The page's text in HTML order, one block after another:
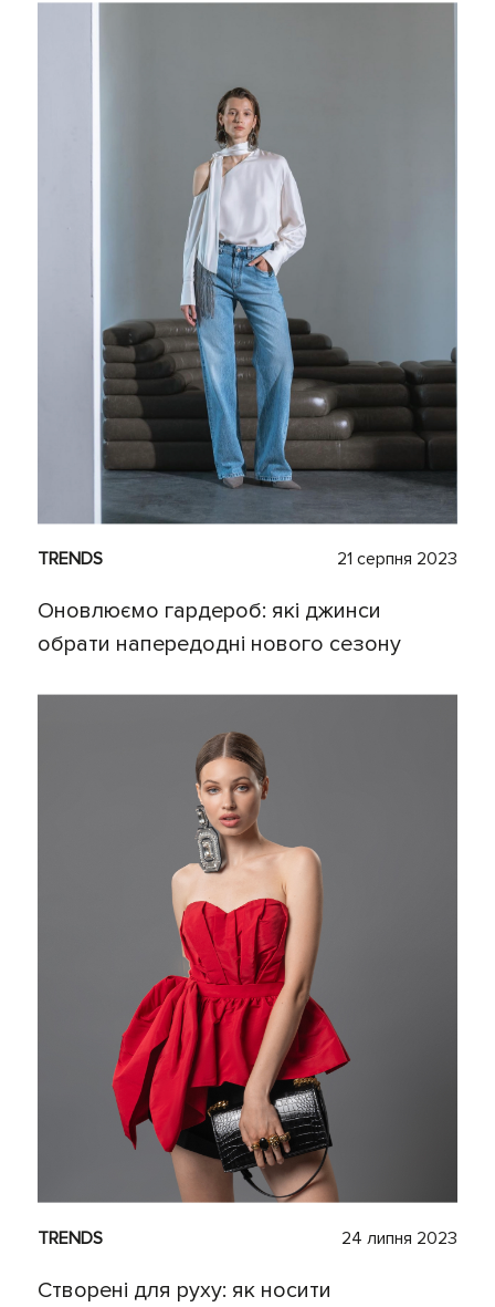
TRENDS 21 серпня 2023
Оновлюємо гардероб: які джинси
обрати напередодні нового сезону
TRENDS 24 липня 2023
Створені для руху: як носити